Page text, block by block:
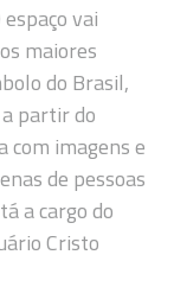
vai
maiores
do Brasil,
partir do
com imagens e
de pessoas
a cargo do
Cristo